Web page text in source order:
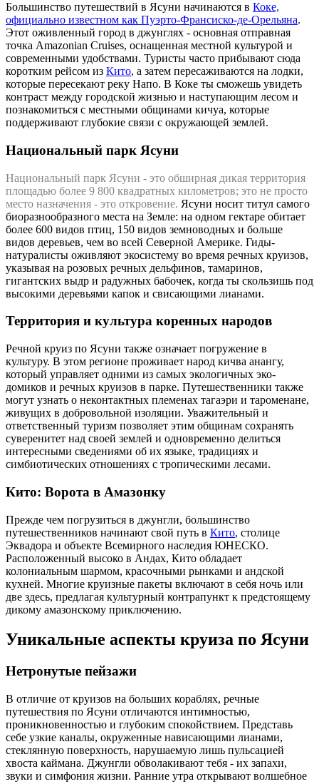
Большинство путешествий в Ясуни начинаются в Коке,
официально известном как Пуэрто-Франсиско-де-Орельяна.
Этот оживленный город в джунглях - основная отправная
точка Amazonian Cruises, оснащенная местной культурой и
современными удобствами. Туристы часто прибывают сюда
коротким рейсом из Кито, а затем пересаживаются на лодки,
которые пересекают реку Напо. В Коке ты сможешь увидеть
контраст между городской жизнью и наступающим лесом и
познакомиться с местными общинами кичуа, которые
поддерживают глубокие связи с окружающей землей.
Национальный парк Ясуни
Национальный парк Ясуни - это обширная дикая территория
площадью более 9 800 квадратных километров; это не просто
место назначения - это откровение. Ясуни носит титул самого
биоразнообразного места на Земле: на одном гектаре обитает
более 600 видов птиц, 150 видов земноводных и больше
видов деревьев, чем во всей Северной Америке. Гиды-
натуралисты оживляют экосистему во время речных круизов,
указывая на розовых речных дельфинов, тамаринов,
гигантских выдр и радужных бабочек, когда ты скользишь под
высокими деревьями капок и свисающими лианами.
Территория и культура коренных народов
Речной круиз по Ясуни также означает погружение в
культуру. В этом регионе проживает народ кичва анангу,
который управляет одними из самых экологичных эко-
домиков и речных круизов в парке. Путешественники также
могут узнать о неконтактных племенах тагаэри и тароменане,
живущих в добровольной изоляции. Уважительный и
ответственный туризм позволяет этим общинам сохранять
суверенитет над своей землей и одновременно делиться
интересными сведениями об их языке, традициях и
симбиотических отношениях с тропическими лесами.
Кито: Ворота в Амазонку
Прежде чем погрузиться в джунгли, большинство
путешественников начинают свой путь в Кито, столице
Эквадора и объекте Всемирного наследия ЮНЕСКО.
Расположенный высоко в Андах, Кито обладает
колониальным шармом, красочными рынками и андской
кухней. Многие круизные пакеты включают в себя ночь или
две здесь, предлагая культурный контрапункт к предстоящему
дикому амазонскому приключению.
Уникальные аспекты круиза по Ясуни
Нетронутые пейзажи
В отличие от круизов на больших кораблях, речные
путешествия по Ясуни отличаются интимностью,
проникновенностью и глубоким спокойствием. Представь
себе узкие каналы, окруженные нависающими лианами,
стеклянную поверхность, нарушаемую лишь пульсацией
хвоста каймана. Джунгли обволакивают тебя - их запахи,
звуки и симфония жизни. Ранние утра открывают волшебное